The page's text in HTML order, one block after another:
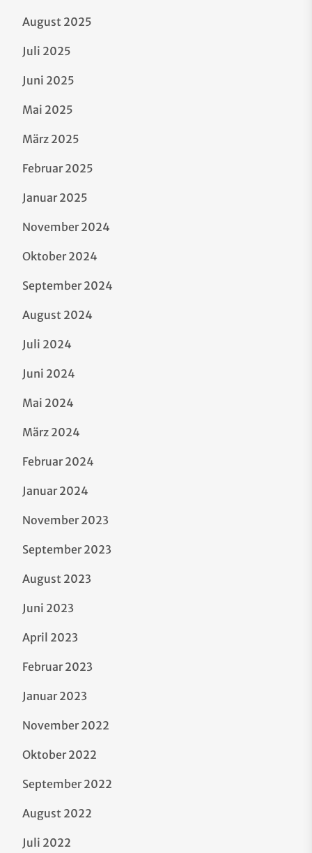
August 2025
Juli 2025
Juni 2025
Mai 2025
März 2025
Februar 2025
Januar 2025
November 2024
Oktober 2024
September 2024
August 2024
Juli 2024
Juni 2024
Mai 2024
März 2024
Februar 2024
Januar 2024
November 2023
September 2023
August 2023
Juni 2023
April 2023
Februar 2023
Januar 2023
November 2022
Oktober 2022
September 2022
August 2022
Juli 2022